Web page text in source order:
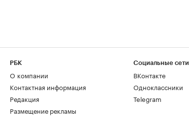
РБК
О компании
Контактная информация
Редакция
Размещение рекламы
Социальные сети
ВКонтакте
Одноклассники
Telegram